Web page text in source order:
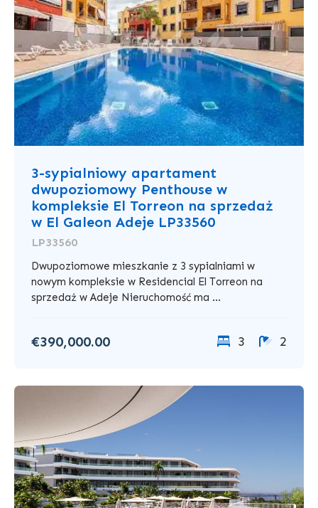
3-sypialniowy apartament
dwupoziomowy Penthouse w
kompleksie El Torreon na sprzedaż
w El Galeon Adeje LP33560
LP33560
Dwupoziomowe mieszkanie z 3 sypialniami w
nowym kompleksie w Residencial El Torreon na
sprzedaż w Adeje Nieruchomość ma ...
€390,000.00 3 2